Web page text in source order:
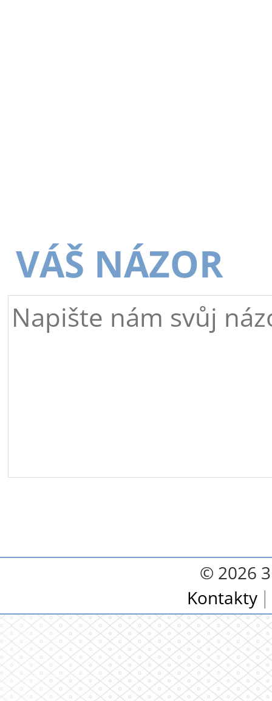
VÁŠ NÁZOR
© 2026
Kontakty